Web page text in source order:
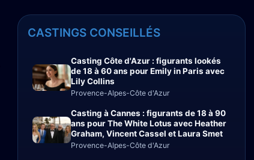
CASTINGS CONSEILLÉS
Casting Côte d'Azur : figurants lookés
de 18 à 60 ans pour Emily in Paris avec
Lily Collins
Provence-Alpes-Côte d'Azur
Casting à Cannes : figurants de 18 à 90
ans pour The White Lotus avec Heather
Graham, Vincent Cassel et Laura Smet
Provence-Alpes-Côte d'Azur